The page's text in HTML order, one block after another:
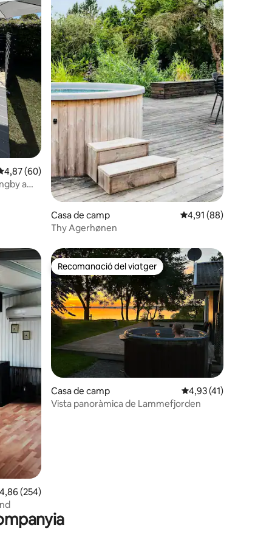
de puntuació mitjana d'un total de 5; 60 avaluacions
4,87 (60)
amb
Casa de camp 4,91 de puntuació
4,91 (88)
Thy Agerhønen
de puntuació mitjana d'un total de 5; 254 avaluacions
4,86 (254)
Recomanació del viatger
Recomanació del viatger
Casa de camp 4,93 de puntuació
4,93 (41)
Vista panoràmica de Lammefjorden